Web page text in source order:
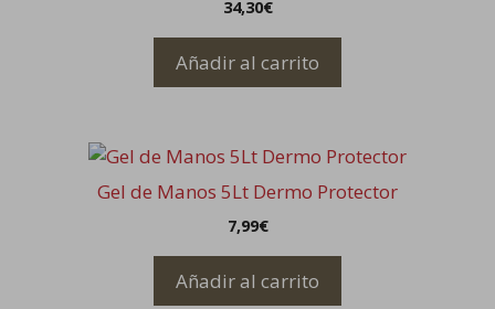
34,30€
Añadir al carrito
Gel de Manos 5Lt Dermo Protector
7,99€
Añadir al carrito